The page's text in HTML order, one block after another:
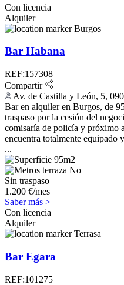
Con licencia
Alquiler
Burgos
Bar Habana
REF:157308
Compartir
Av. de Castilla y León, 5,
Bar en alquiler en Burgos, de
traspaso por la cesión del
comisaría de policía y próximo
encuentra totalmente equipado
...
95m2
No
Sin traspaso
1.200 €/mes
Saber más >
Con licencia
Alquiler
Terrasa
Bar Egara
REF:101275